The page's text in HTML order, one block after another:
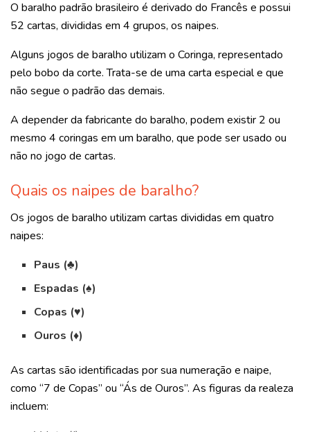
O baralho padrão brasileiro é derivado do Francês e possui
52 cartas, divididas em 4 grupos, os naipes.
Alguns jogos de baralho utilizam o Coringa, representado
pelo bobo da corte. Trata-se de uma carta especial e que
não segue o padrão das demais.
A depender da fabricante do baralho, podem existir 2 ou
mesmo 4 coringas em um baralho, que pode ser usado ou
não no jogo de cartas.
Quais os naipes de baralho?
Os jogos de baralho utilizam cartas divididas em quatro
naipes:
Paus (♣)
Espadas (♠)
Copas (♥)
Ouros (♦)
As cartas são identificadas por sua numeração e naipe,
como “7 de Copas” ou “Ás de Ouros”. As figuras da realeza
incluem: